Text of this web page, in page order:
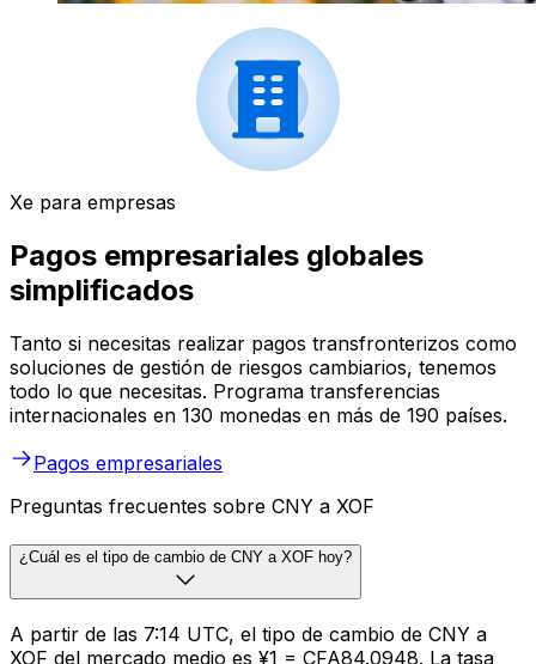
Xe para empresas
Pagos empresariales globales
simplificados
Tanto si necesitas realizar pagos transfronterizos como
soluciones de gestión de riesgos cambiarios, tenemos
todo lo que necesitas. Programa transferencias
internacionales en 130 monedas en más de 190 países.
Pagos empresariales
Preguntas frecuentes sobre CNY a XOF
¿Cuál es el tipo de cambio de CNY a XOF hoy?
A partir de las 7:14 UTC, el tipo de cambio de CNY a
XOF del mercado medio es ¥1 = CFA84.0948. La tasa